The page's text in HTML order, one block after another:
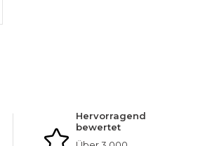
Hervorragend
bewertet